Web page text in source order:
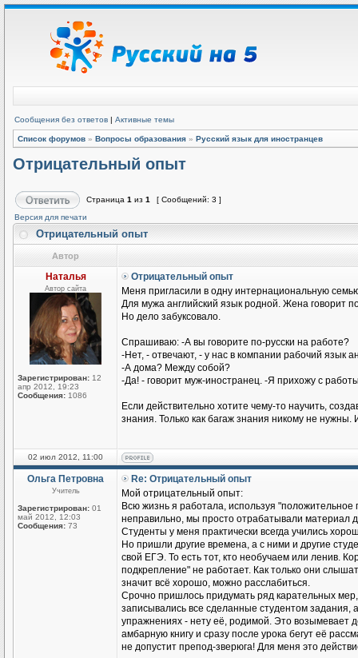
Сообщения без ответов | Активные темы
Список форумов » Вопросы образования » Русский язык для иностранцев
Отрицательный опыт
Страница 1 из 1
[ Сообщений: 3 ]
Версия для печати
Отрицательный опыт
Автор
Наталья
Автор сайта
Зарегистрирован: 12
апр 2012, 19:23
Сообщения: 1086
Отрицательный опыт
Меня пригласили в одну интернациональную
Для мужа английский язык родной. Жена говорит
Но дело забуксовало.
Спрашиваю: -А вы говорите по-русски на работе?
-Нет, - отвечают, - у нас в компании рабочий язык
-А дома? Между собой?
-Да! - говорит муж-иностранец. -Я прихожу с
Если действительно хотите чему-то научить,
знания. Только как багаж знания никому не
02 июл 2012, 11:00
Ольга Петровна
Учитель
Зарегистрирован: 01
май 2012, 12:03
Сообщения: 73
Re: Отрицательный опыт
Мой отрицательный опыт:
Всю жизнь я работала, используя "положительное
неправильно, мы просто отрабатывали материал
Студенты у меня практически всегда учились
Но пришли другие времена, а с ними и другие
свой ЕГЭ. То есть тот, кто необучаем или ленив.
подкрепление" не работает. Как только они
значит всё хорошо, можно расслабиться.
Срочно пришлось придумать ряд карательных
записывались все сделанные студентом задания,
упражнениях - нету её, родимой. Это возымевает
амбарную книгу и сразу после урока бегут её
не допустит препод-зверюга! Для меня это